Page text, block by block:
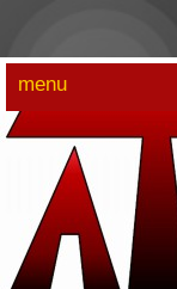
menu